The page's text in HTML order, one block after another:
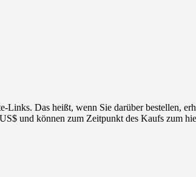
Das heißt, wenn Sie darüber bestellen,
und können zum Zeitpunkt des Kaufs zum